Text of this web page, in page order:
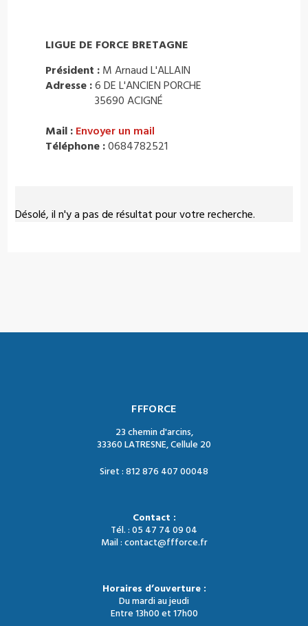
Désolé, il n'y a pas de résultat pour votre recherche.
LIGUE DE FORCE BRETAGNE
Président : M Arnaud L'ALLAIN
Adresse :6 DE L'ANCIEN PORCHE
35690 ACIGNÉ
Mail : Envoyer un mail
Téléphone :0684782521
FFFORCE
23 chemin d'arcins,
33360 LATRESNE, Cellule 20
Siret : 812 876 407 00048
Contact :
Tél. : 05 47 74 09 04
Mail : contact@ffforce.fr
Horaires d’ouverture :
Du mardi au jeudi
Entre 13h00 et 17h00